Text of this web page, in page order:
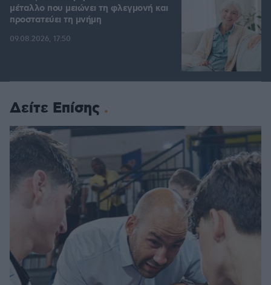
μέταλλο που μειώνει τη φλεγμονή και
προστατεύει τη μνήμη
09.08.2026, 17:50
Δείτε Επίσης